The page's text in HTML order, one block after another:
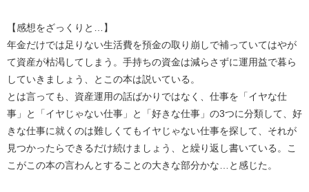
【感想をざっくりと…】
年金だけでは足りない生活費を預金の取り崩しで補っていてはやが
て資産が枯渇してしまう。手持ちの資金は減らさずに運用益で暮ら
していきましょう、とこの本は説いている。
とは言っても、資産運用の話ばかりではなく、仕事を「イヤな仕
事」と「イヤじゃない仕事」と「好きな仕事」の3つに分類して、好
きな仕事に就くのは難しくてもイヤじゃない仕事を探して、それが
見つかったらできるだけ続けましょう、と繰り返し書いている。こ
こがこの本の言わんとすることの大きな部分かな…と感じた。